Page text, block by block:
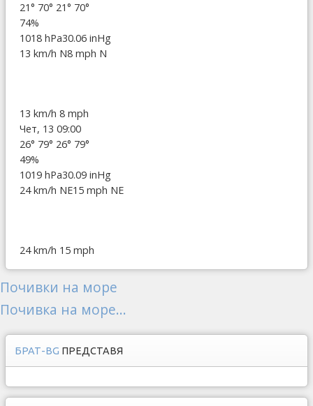
21° 70° 21° 70°
74%
1018 hPa30.06 inHg
13 km/h N8 mph N
13 km/h 8 mph
Чет, 13 09:00
26° 79° 26° 79°
49%
1019 hPa30.09 inHg
24 km/h NE15 mph NE
24 km/h 15 mph
Почивки на море
Почивка на море...
БРАТ-BG ПРЕДСТАВЯ